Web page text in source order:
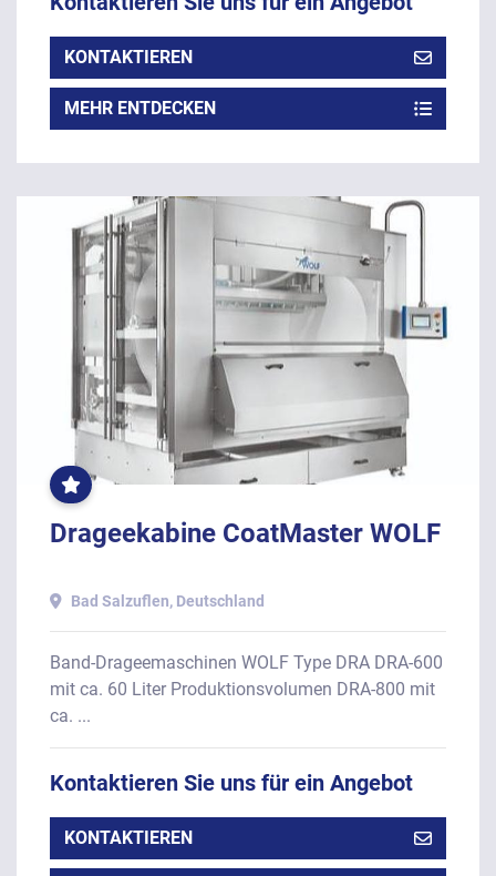
KONTAKTIEREN
MEHR ENTDECKEN
OFT
GEKLICKT
Drageekabine CoatMaster WOLF
Bad Salzuflen, Deutschland
Band-Drageemaschinen WOLF Type DRA DRA-600
mit ca. 60 Liter Produktionsvolumen DRA-800 mit
ca. ...
Kontaktieren Sie uns für ein Angebot
KONTAKTIEREN